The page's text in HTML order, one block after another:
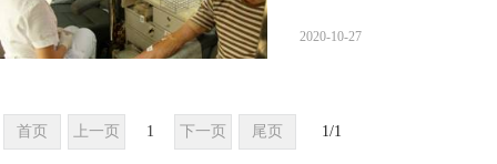
2020-10-27
首页 上一页 1 下一页 尾页 1/1